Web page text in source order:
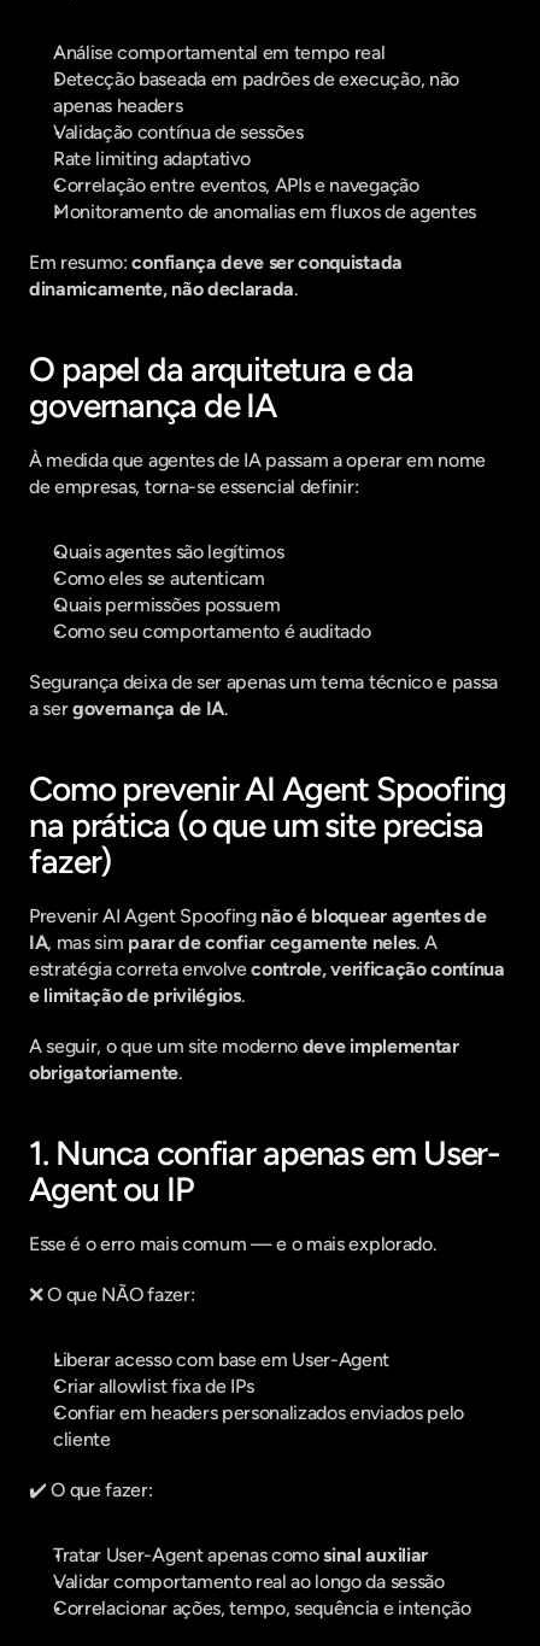
Análise comportamental em tempo real
Detecção baseada em padrões de execução, não
apenas headers
Validação contínua de sessões
Rate limiting adaptativo
Correlação entre eventos, APIs e navegação
Monitoramento de anomalias em fluxos de agentes
Em resumo: confiança deve ser conquistada
dinamicamente, não declarada.
O papel da arquitetura e da
governança de IA
À medida que agentes de IA passam a operar em nome
de empresas, torna-se essencial definir:
Quais agentes são legítimos
Como eles se autenticam
Quais permissões possuem
Como seu comportamento é auditado
Segurança deixa de ser apenas um tema técnico e passa
a ser governança de IA.
Como prevenir AI Agent Spoofing
na prática (o que um site precisa
fazer)
Prevenir AI Agent Spoofing não é bloquear agentes de
IA, mas sim parar de confiar cegamente neles. A
estratégia correta envolve controle, verificação contínua
e limitação de privilégios.
A seguir, o que um site moderno deve implementar
obrigatoriamente.
1. Nunca confiar apenas em User-
Agent ou IP
Esse é o erro mais comum — e o mais explorado.
❌ O que NÃO fazer:
Liberar acesso com base em User-Agent
Criar allowlist fixa de IPs
Confiar em headers personalizados enviados pelo
cliente
✔️ O que fazer:
Tratar User-Agent apenas como sinal auxiliar
Validar comportamento real ao longo da sessão
Correlacionar ações, tempo, sequência e intenção